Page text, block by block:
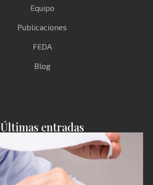
Equipo
Publicaciones
FEDA
Blog
Últimas entradas